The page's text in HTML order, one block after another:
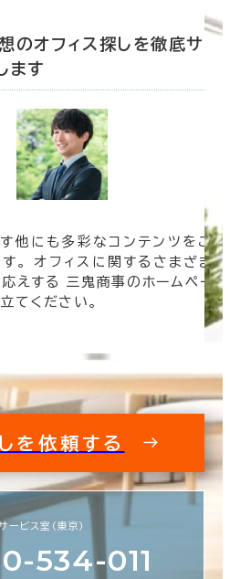
のオフィス探しを徹底サ
ます
他にも多彩なコンテンツをご
。 オフィスに関するさまざま
えする 三鬼商事のホームペー
てください。
を依頼する
ービス室（東京）
534-011